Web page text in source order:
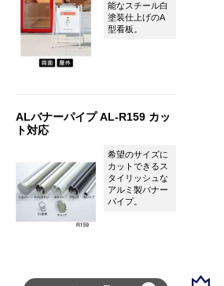
能なスチール白
塗装仕上げのA
型看板。
ALバナーパイプ AL-R159 カッ
ト対応
希望のサイズに
カットできるス
タイリッシュな
アルミ製バナー
パイプ。